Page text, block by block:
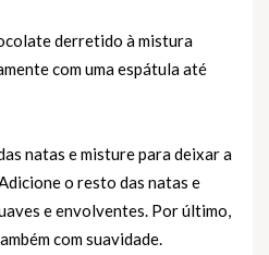
derretido à mistura
com uma espátula até
natas e misture para deixar a
o resto das natas e
e envolventes. Por último,
com suavidade.